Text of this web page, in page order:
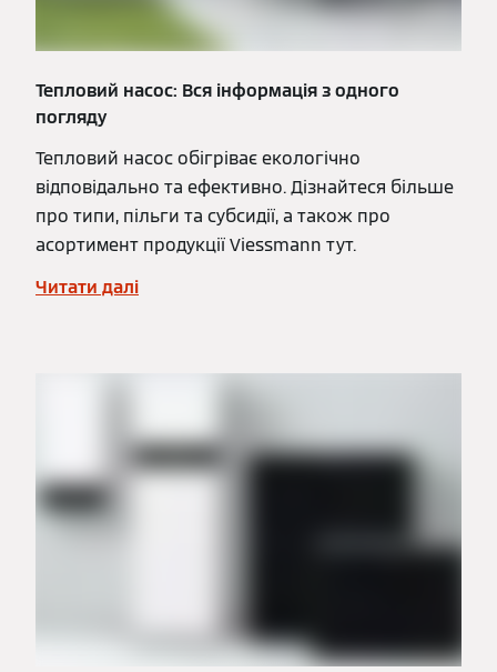
Тепловий насос: Вся інформація з одного
погляду
Тепловий насос обігріває екологічно
відповідально та ефективно. Дізнайтеся більше
про типи, пільги та субсидії, а також про
асортимент продукції Viessmann тут.
Читати далі